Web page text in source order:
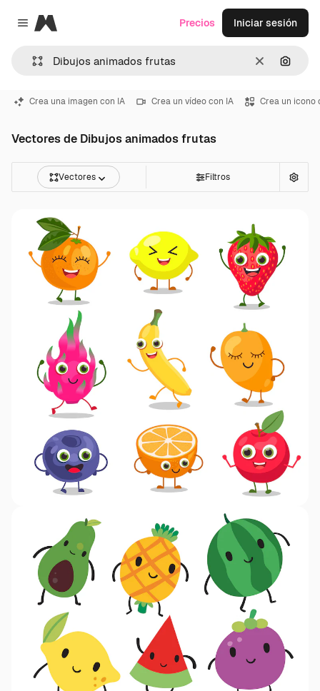
Close menu
Magnific
Borrar
Precios Iniciar sesión
Crea una imagen con IA Crea un vídeo con IA Crea un icono
Vectores de Dibujos animados frutas
Vectores Filtros